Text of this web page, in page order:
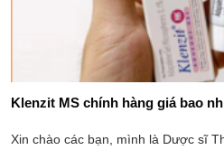
Klenzit MS chính hàng giá bao
Xin chào các bạn, mình là Dược sĩ